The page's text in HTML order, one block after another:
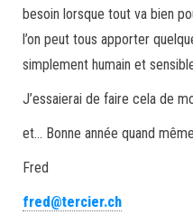
besoin lorsque tout va bien
l’on peut tous apporter
simplement humain et
J’essaierai de faire cela de
et… Bonne année quand
Fred
fred@tercier.ch